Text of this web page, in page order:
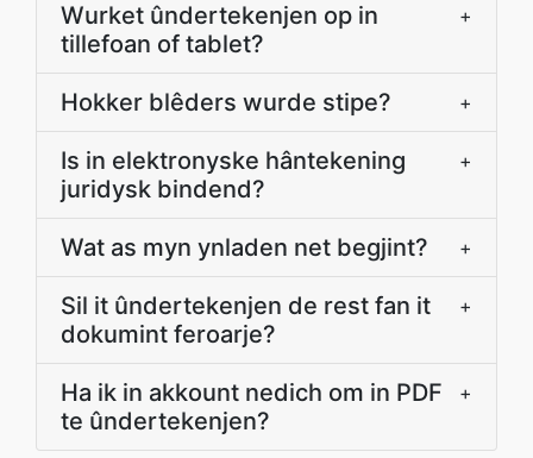
Wurket ûndertekenjen op in
tillefoan of tablet?
+
Hokker blêders wurde stipe? +
Is in elektronyske hântekening
juridysk bindend?
+
Wat as myn ynladen net begjint? +
Sil it ûndertekenjen de rest fan it
dokumint feroarje?
+
Ha ik in akkount nedich om in PDF
te ûndertekenjen?
+